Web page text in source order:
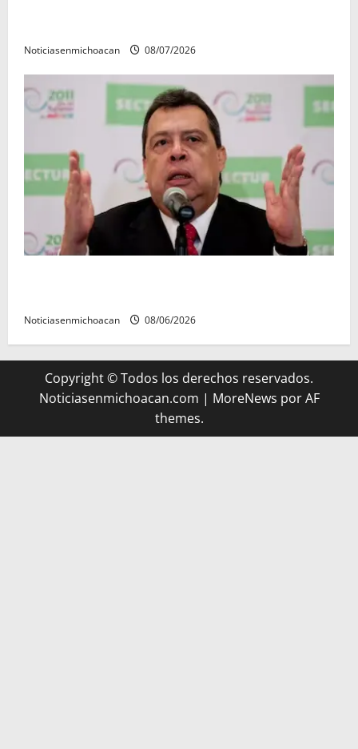
Noticiasenmichoacan 08/07/2026
Noticiasenmichoacan 08/06/2026
Copyright © Todos los derechos reservados.
Noticiasenmichoacan.com | MoreNews por AF
themes.